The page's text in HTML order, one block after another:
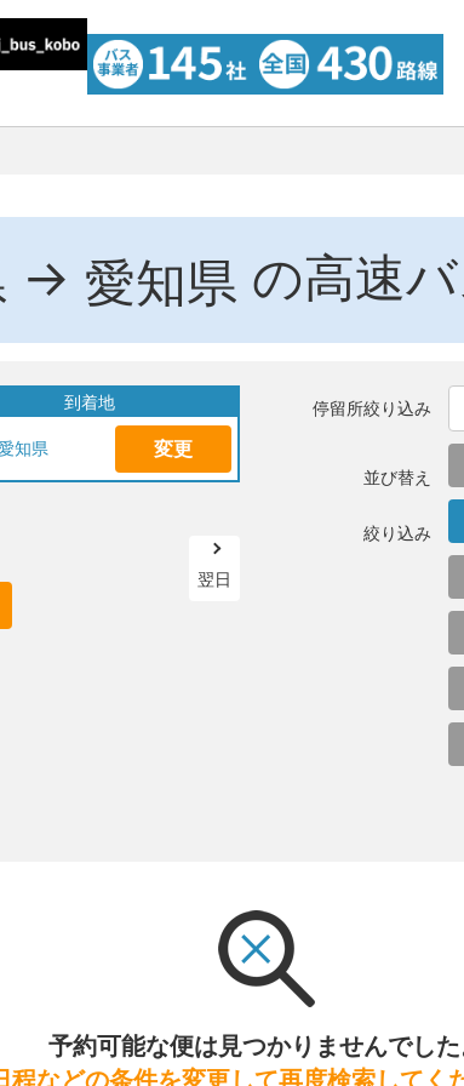
→ 愛知県 の高速
到着地
知県 変更
翌日
停留所絞り込み
並び替え
絞り込み
予約可能な便は見つかりませんでした
程などの条件を変更して再度検索してく